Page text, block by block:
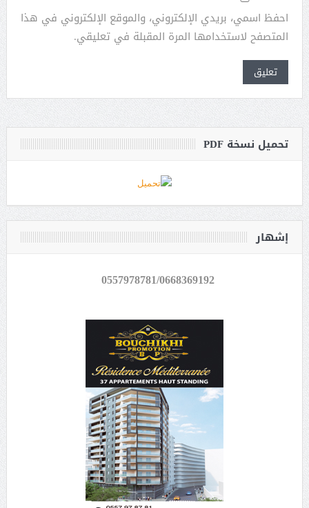
احفظ اسمي، بريدي الإلكتروني، والموقع الإلكتروني في هذا
المتصفح لاستخدامها المرة المقبلة في تعليقي.
تحميل نسخة PDF
إشهار
0557978781/0668369192